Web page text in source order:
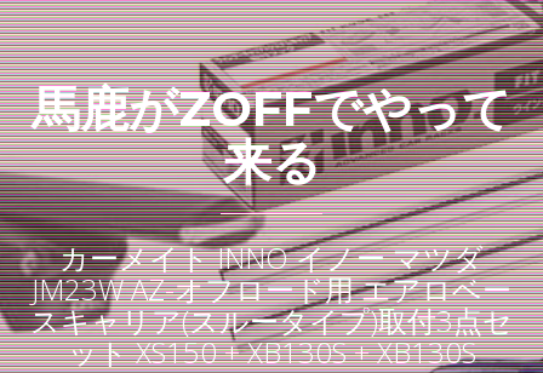
馬鹿がZOFFでやって
来る
カーメイト INNO イノー マツダ
JM23W AZ-オフロード用 エアロベー
スキャリア(スルータイプ)取付3点セ
ット XS150 + XB130S + XB130S